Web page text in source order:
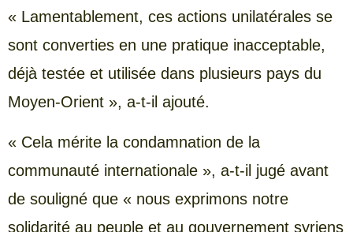
« Lamentablement, ces actions unilatérales se
sont converties en une pratique inacceptable,
déjà testée et utilisée dans plusieurs pays du
Moyen-Orient », a-t-il ajouté.
« Cela mérite la condamnation de la
communauté internationale », a-t-il jugé avant
de souligné que « nous exprimons notre
solidarité au peuple et au gouvernement syriens